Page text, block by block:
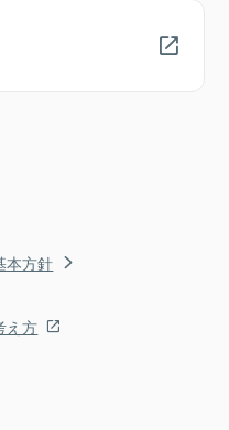
本方針
え方